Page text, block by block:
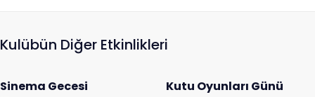
Kulübün Diğer Etkinlikleri
Sinema Gecesi Kutu Oyunları Günü